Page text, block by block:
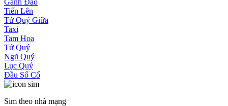
Gánh Đảo
Tiến Lên
Tứ Quý Giữa
Taxi
Tam Hoa
Tứ Quý
Ngũ Quý
Lục Quý
Đầu Số Cổ
Sim theo nhà mạng